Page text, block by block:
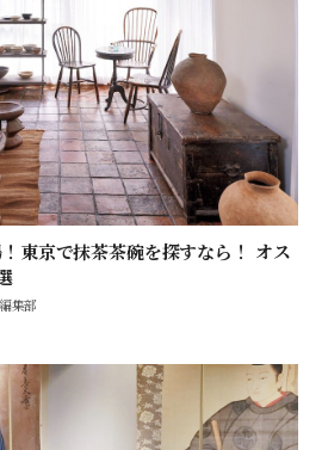
東京で抹茶茶碗を探すなら！ オス
集部